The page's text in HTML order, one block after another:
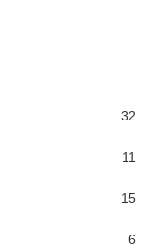
32
11
15
6